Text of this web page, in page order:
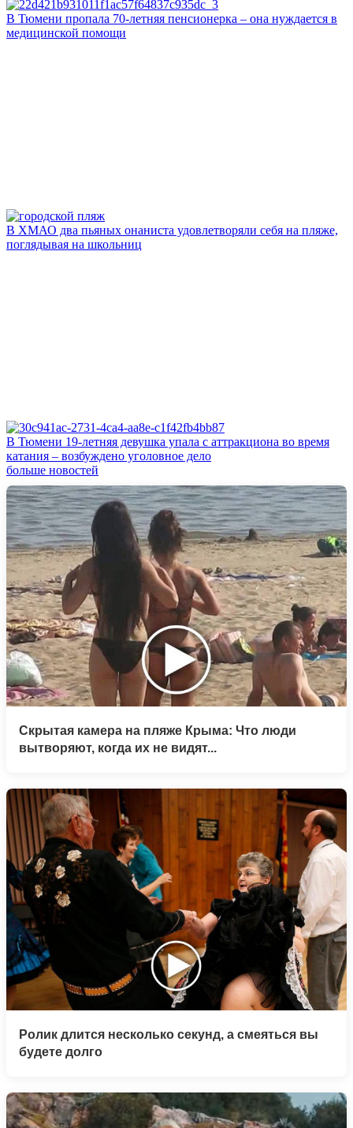
В Тюмени пропала 70‑летняя пенсионерка – она нуждается в
медицинской помощи
В ХМАО два пьяных онаниста удовлетворяли себя на пляже,
поглядывая на школьниц
В Тюмени 19‑летняя девушка упала с аттракциона во время
катания – возбуждено уголовное дело
больше новостей
Скрытая камера на пляже Крыма: Что люди
вытворяют, когда их не видят...
Ролик длится несколько секунд, а смеяться вы
будете долго